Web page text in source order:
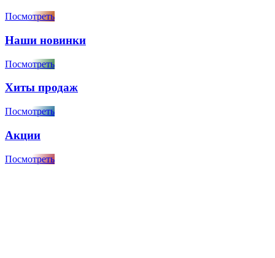
Посмотреть
Наши новинки
Посмотреть
Хиты продаж
Посмотреть
Акции
Посмотреть